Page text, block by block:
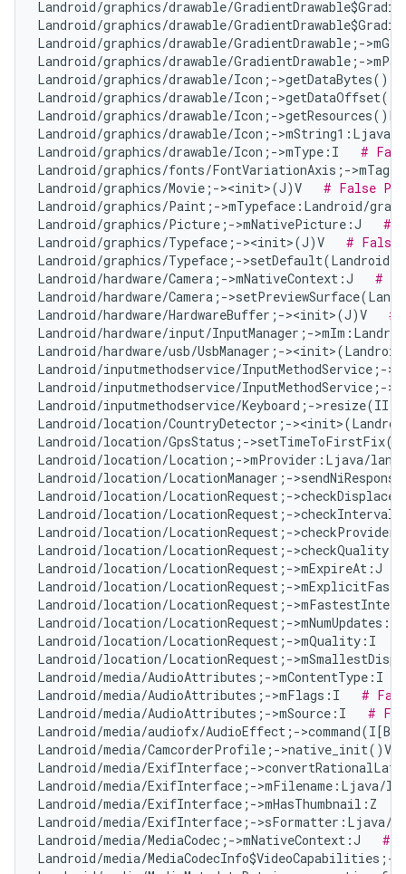
Landroid/graphics/drawable/
Landroid/graphics/drawable/
Landroid/graphics/drawable/GradientDrawable;-
Landroid/graphics/drawable/GradientDrawable;-
Landroid/graphics/drawable/Icon;-
Landroid/graphics/drawable/Icon;-
Landroid/graphics/drawable/Icon;-
Landroid/graphics/drawable/Icon;-
Landroid/graphics/drawable/Icon;->mType:I #
Landroid/graphics/fonts/FontVariationAxis;-
Landroid/graphics/Movie;-><init>(J)V # False
Landroid/graphics/Paint;->mTypeface:Landroid/
Landroid/graphics/Picture;->mNativePicture:J #
Landroid/graphics/Typeface;-><init>(J)V # False
Landroid/graphics/Typeface;-
Landroid/hardware/Camera;->mNativeContext:J #
Landroid/hardware/Camera;-
Landroid/hardware/HardwareBuffer;-><init>(J)V #
Landroid/hardware/input/InputManager;-
Landroid/hardware/usb/UsbManager;-
Landroid/inputmethodservice/InputMethodService;-
Landroid/inputmethodservice/InputMethodService;-
Landroid/inputmethodservice/Keyboard;-
Landroid/location/CountryDetector;-
Landroid/location/GpsStatus;-
Landroid/location/Location;->mProvider:Ljava/
Landroid/location/LocationManager;-
Landroid/location/LocationRequest;-
Landroid/location/LocationRequest;-
Landroid/location/LocationRequest;-
Landroid/location/LocationRequest;-
Landroid/location/LocationRequest;->mExpireAt:J
Landroid/location/LocationRequest;-
Landroid/location/LocationRequest;-
Landroid/location/LocationRequest;-
Landroid/location/LocationRequest;->mQuality:I
Landroid/location/LocationRequest;-
Landroid/media/AudioAttributes;->mContentType:I
Landroid/media/AudioAttributes;->mFlags:I #
Landroid/media/AudioAttributes;->mSource:I #
Landroid/media/audiofx/AudioEffect;-
Landroid/media/CamcorderProfile;-
Landroid/media/ExifInterface;-
Landroid/media/ExifInterface;-
Landroid/media/ExifInterface;->mHasThumbnail:Z
Landroid/media/ExifInterface;-
Landroid/media/MediaCodec;->mNativeContext:J #
Landroid/media/